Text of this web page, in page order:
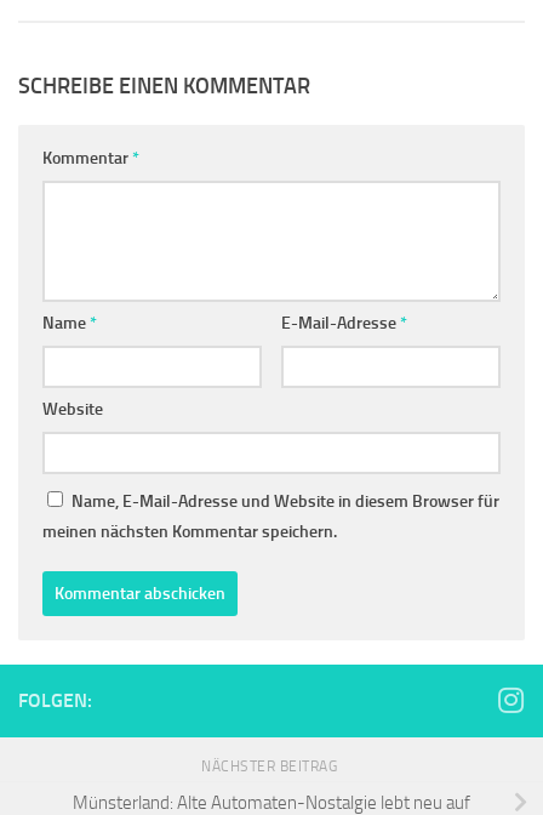
SCHREIBE EINEN KOMMENTAR
Kommentar*
Name* E-Mail-Adresse*
Website
Name, E-Mail-Adresse und Website in diesem Browser für
meinen nächsten Kommentar speichern.
FOLGEN:
NÄCHSTER BEITRAG
Münsterland: Alte Automaten-Nostalgie lebt neu auf